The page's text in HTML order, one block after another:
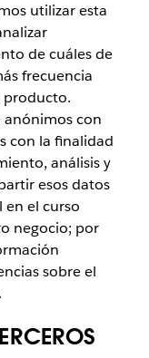
utilizar esta
de cuáles de
frecuencia
producto.
con
con la finalidad
análisis y
esos datos
el curso
negocio; por
sobre el